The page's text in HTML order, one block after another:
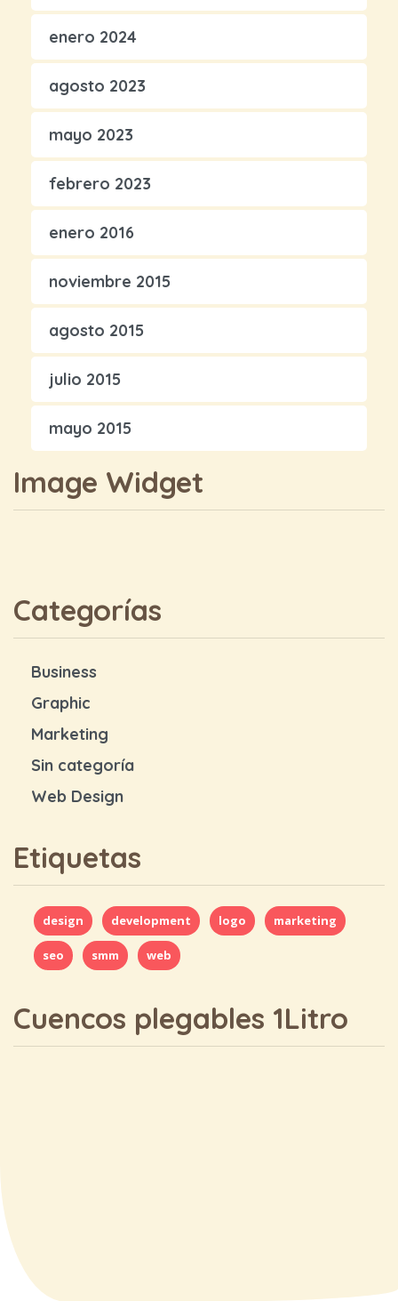
enero 2024
agosto 2023
mayo 2023
febrero 2023
enero 2016
noviembre 2015
agosto 2015
julio 2015
mayo 2015
Image Widget
Categorías
Business
Graphic
Marketing
Sin categoría
Web Design
Etiquetas
design development logo marketing
seo smm web
Cuencos plegables 1Litro